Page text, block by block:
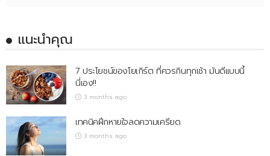
แนะนำคุณ
7 ประโยชน์ของโยเกิร์ต ที่ควรกินทุกเช้า มันดีแบบนี้
นี่เอง!!
3 months ago
เทคนิคฝึกหายใจลดความเครียด
3 months ago